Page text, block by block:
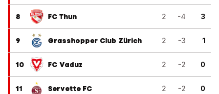
8 FC Thun 2 -4 3
9 Grasshopper Club Zürich 2 -3 1
10 FC Vaduz 2 -2 0
11 Servette FC 2 -2 0